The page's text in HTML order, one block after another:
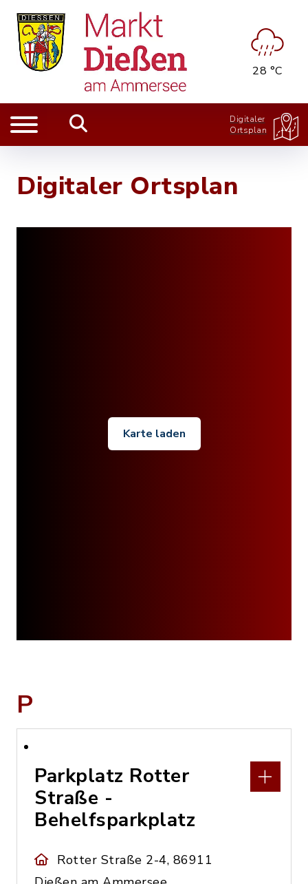
28 °C
Digitaler
Ortsplan
Digitaler Ortsplan
Karte laden
P
Parkplatz Rotter
Straße -
Behelfsparkplatz
Rotter Straße 2-4, 86911